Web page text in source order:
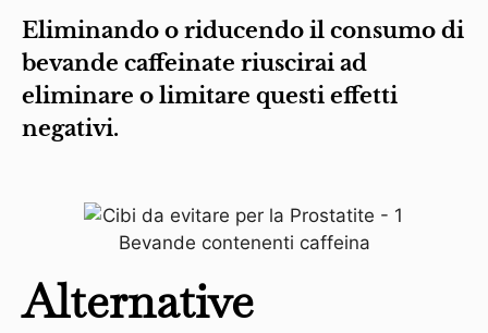
Eliminando o riducendo il consumo di
bevande caffeinate riuscirai ad
eliminare o limitare questi effetti
negativi.
Alternative